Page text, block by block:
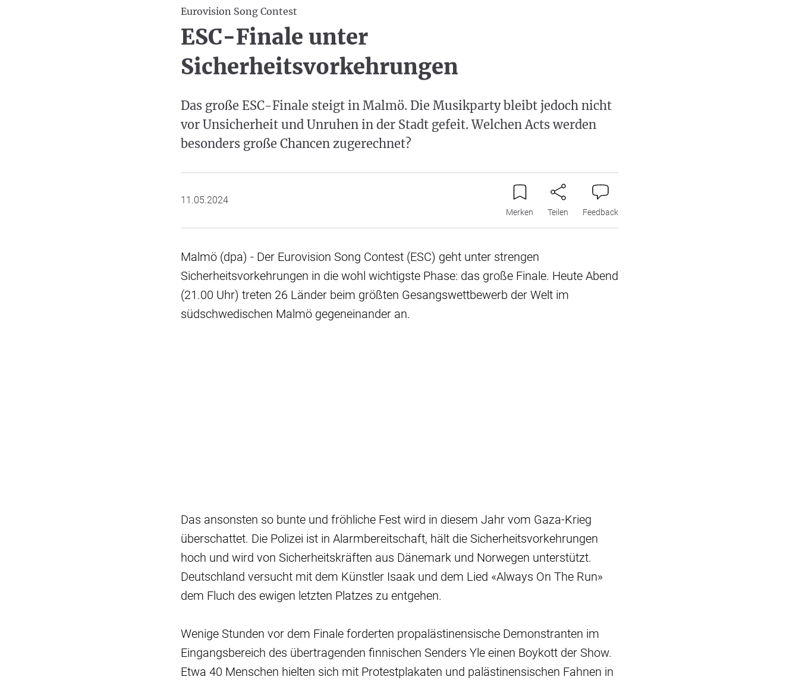
Eurovision Song Contest
ESC-Finale unter
Sicherheitsvorkehrungen
Das große ESC-Finale steigt in Malmö. Die Musikparty bleibt jedoch nicht
vor Unsicherheit und Unruhen in der Stadt gefeit. Welchen Acts werden
besonders große Chancen zugerechnet?
11.05.2024
Merken Teilen Feedback
Malmö (dpa) - Der Eurovision Song Contest (ESC) geht unter strengen
Sicherheitsvorkehrungen in die wohl wichtigste Phase: das große Finale. Heute Abend
(21.00 Uhr) treten 26 Länder beim größten Gesangswettbewerb der Welt im
südschwedischen Malmö gegeneinander an.
Das ansonsten so bunte und fröhliche Fest wird in diesem Jahr vom Gaza-Krieg
überschattet. Die Polizei ist in Alarmbereitschaft, hält die Sicherheitsvorkehrungen
hoch und wird von Sicherheitskräften aus Dänemark und Norwegen unterstützt.
Deutschland versucht mit dem Künstler Isaak und dem Lied «Always On The Run»
dem Fluch des ewigen letzten Platzes zu entgehen.
Wenige Stunden vor dem Finale forderten propalästinensische Demonstranten im
Eingangsbereich des übertragenden finnischen Senders Yle einen Boykott der Show.
Etwa 40 Menschen hielten sich mit Protestplakaten und palästinensischen Fahnen in